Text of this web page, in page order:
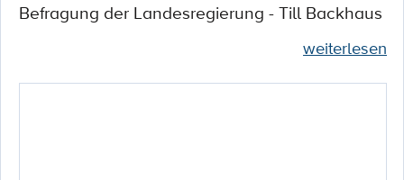
Befragung der Landesregierung - Till Backhaus
weiterlesen